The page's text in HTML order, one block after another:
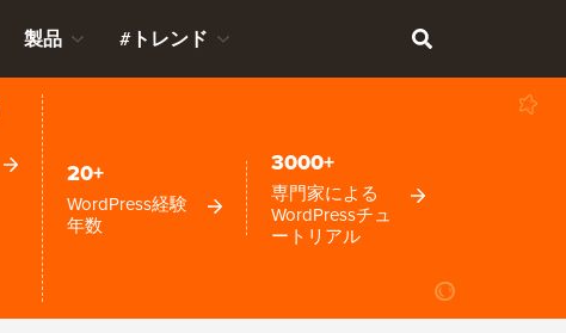
製品 #トレンド
20+
WordPress経験
年数
3000+
専門家による
WordPressチュ
ートリアル